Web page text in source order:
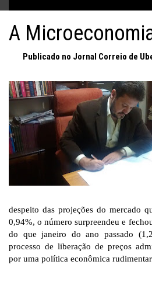
A
Publicado no Jornal Correio de
despeito das projeções do mercado
0,94%, o número surpreendeu e
do que janeiro do ano passado
processo de liberação de preços
por uma política econômica